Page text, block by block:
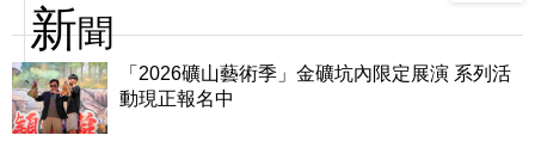
新聞
「2026礦山藝術季」金礦坑內限定展演 系列活
動現正報名中